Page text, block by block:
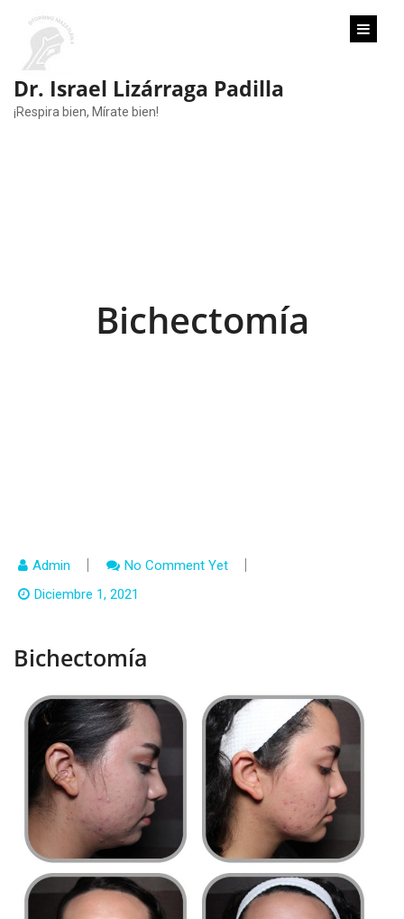
Dr. Israel Lizárraga Padilla
¡Respira bien, Mírate bien!
Bichectomía
Admin
No Comment Yet
Diciembre 1, 2021
Bichectomía